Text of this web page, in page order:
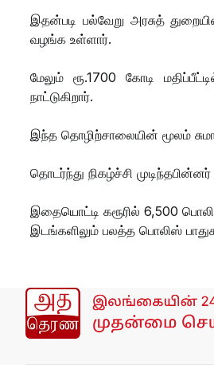
இதன்படி பல்வேறு அரசுத்
வழங்க உள்ளார்.
மேலும் ரூ.1700 கோடி
நாட்டுகிறார்.
இந்த தொழிற்சாலையின் மூலம்
தொடர்ந்து நிகழ்ச்சி
இதையொட்டி கரூரில் 6,500
இடங்களிலும் பலத்த பொலிஸ்